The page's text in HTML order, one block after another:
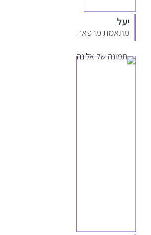
יעל
מתאמת מרפאה